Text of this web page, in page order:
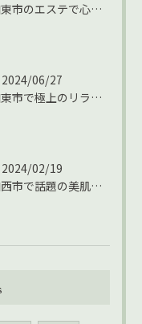
加東市のエステで心身をリフレッシュする方法
2024/06/27
加東市で極上のリラクゼーションを体験！エステの魅力とは
2024/02/19
加西市で話題の美肌効果！よもぎ蒸しで理想の美顔を手に入れる方法